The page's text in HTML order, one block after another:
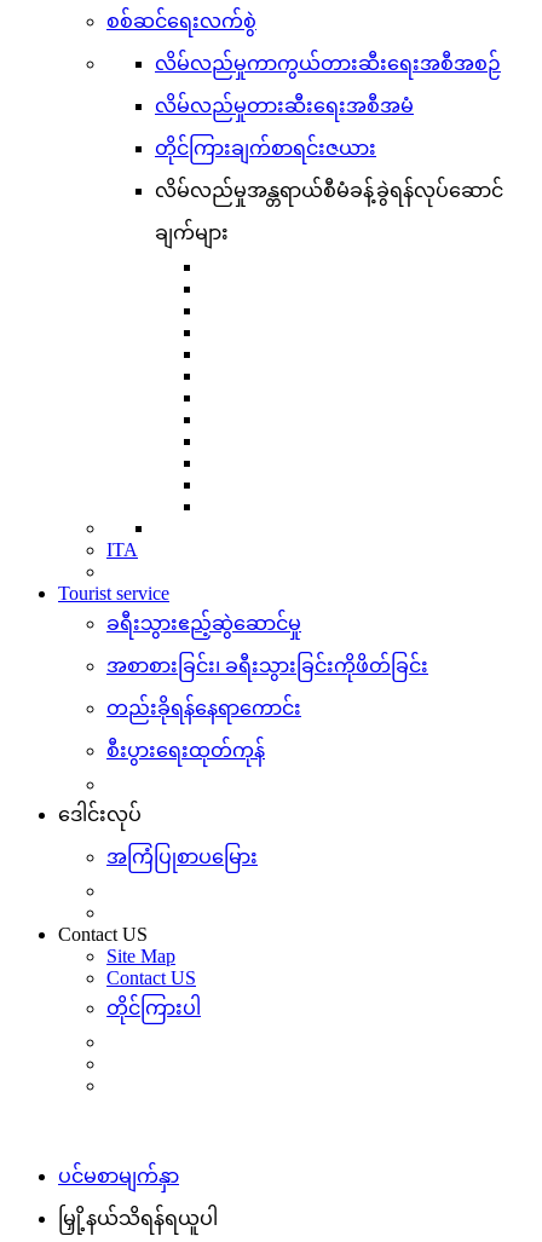
စစ်ဆင်ရေးလက်စွဲ
လိမ်လည်မှုကာကွယ်တားဆီးရေးအစီအစဉ်
လိမ်လည်မှုတားဆီးရေးအစီအမံ
တိုင်ကြားချက်စာရင်းဇယား
လိမ်လည်မှုအန္တရာယ်စီမံခန့်ခွဲရန်လုပ်ဆောင်
ချက်များ
ITA
Tourist service
ခရီးသွားဧည့်ဆွဲဆောင်မှု
အစာစားခြင်း၊ ခရီးသွားခြင်းကိုဖိတ်ခြင်း
တည်းခိုရန်နေရာကောင်း
စီးပွားရေးထုတ်ကုန်
ဒေါင်းလုပ်
အကြံပြုစာပမြေား
Contact US
Site Map
Contact US
တိုင်ကြားပါ
ပင်မစာမျက်နှာ
မြှို့နယ်သိရန်ရယူပါ